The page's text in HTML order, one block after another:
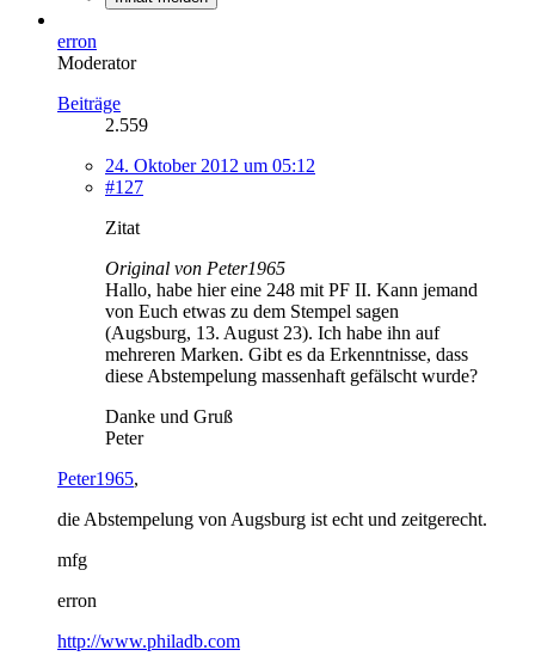
erron
Moderator
Beiträge
2.559
24. Oktober 2012 um 05:12
#127
Zitat
Original von Peter1965
Hallo, habe hier eine 248 mit PF II. Kann jemand
von Euch etwas zu dem Stempel sagen
(Augsburg, 13. August 23). Ich habe ihn auf
mehreren Marken. Gibt es da Erkenntnisse, dass
diese Abstempelung massenhaft gefälscht wurde?
Danke und Gruß
Peter
Peter1965,
die Abstempelung von Augsburg ist echt und zeitgerecht.
mfg
erron
http://www.philadb.com